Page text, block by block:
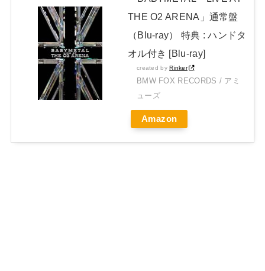
THE O2 ARENA」通常盤
（Blu-ray） 特典 : ハンドタ
オル付き [Blu-ray]
created by Rinker
BMW FOX RECORDS / アミ
ューズ
Amazon